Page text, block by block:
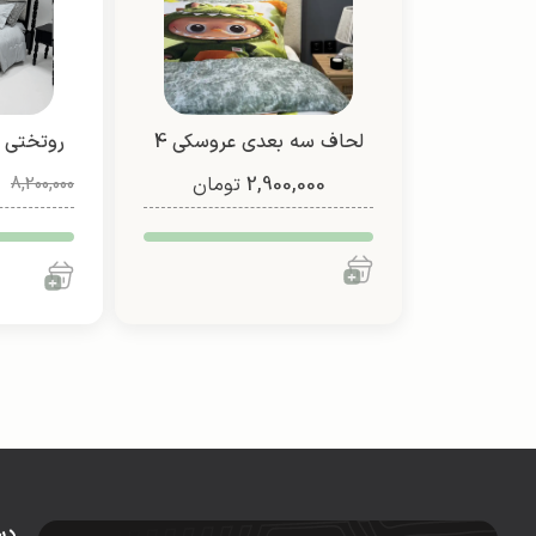
لحاف سه بعدی عروسکی 4
تیکه (طرح 4)
2,900,000 تومان 8,200,000